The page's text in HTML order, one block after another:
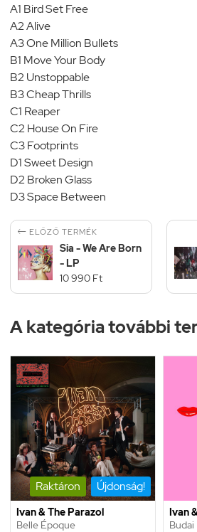
A1 Bird Set Free
A2 Alive
A3 One Million Bullets
B1 Move Your Body
B2 Unstoppable
B3 Cheap Thrills
C1 Reaper
C2 House On Fire
C3 Footprints
D1 Sweet Design
D2 Broken Glass
D3 Space Between
 ELŐZŐ TERMÉK
Sia - We Are Born
- LP
10 990 Ft
A kategória további
Raktáron Újdonság!
Ivan & The Parazol
Belle Époque
Ivan
Budai